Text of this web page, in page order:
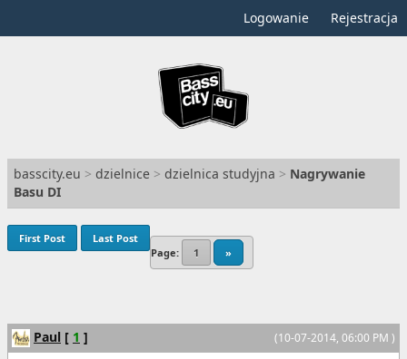
Logowanie Rejestracja
basscity.eu > dzielnice > dzielnica studyjna > Nagrywanie
Basu DI
Page: 1 »
First Post Last Post
(10-07-2014, 06:00 PM )
Paul [ 1 ]